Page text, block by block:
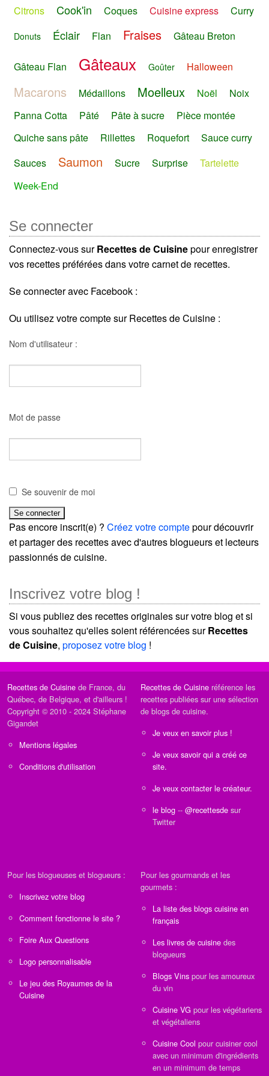
Citrons
Cook'in Coques Cuisine express Curry
Donuts Éclair Flan Fraises Gâteau Breton
Gâteau Flan Gâteaux Goûter Halloween
Macarons Médaillons Moelleux Noël
Noix
Panna Cotta
Pâté Pâte à sucre
Pièce montée
Quiche sans pâte
Rillettes Roquefort
Sauce curry
Sauces
Saumon Sucre Surprise
Tartelette
Week-End
Se connecter
Connectez-vous surRecettes de Cuisinepour enregistrer
vos recettes préférées dans votre carnet de recettes.
Se connecter avec Facebook :
Ou utilisez votre compte sur Recettes de Cuisine :
Nom d'utilisateur :
Mot de passe
Se souvenir de moi
Pas encore inscrit(e) ? Créez votre comptepour découvrir
et partager des recettes avec d'autres blogueurs et lecteurs
passionnés de cuisine.
Inscrivez votre blog !
Si vous publiez des recettes originales sur votre blog et si
vous souhaitez qu'elles soient référencées surRecettes
de Cuisine, proposez votre blog !
Recettes de Cuisine de France, du
Québec, de Belgique, et d'ailleurs !
Copyright © 2010 - 2024 Stéphane
Gigandet
Mentions légales
Conditions d'utilisation
Recettes de Cuisine référence les
recettes publiées sur une sélection
de blogs de cuisine.
Je veux en savoir plus !
Je veux savoir qui a créé ce
site.
Je veux contacter le créateur.
le blog -- @recettesde sur
Twitter
Pour les blogueuses et blogueurs :
Inscrivez votre blog
Comment fonctionne le site ?
Foire Aux Questions
Logo personnalisable
Le jeu des Royaumes de la
Cuisine
Pour les gourmands et les
gourmets :
La liste des blogs cuisine en
français
Les livres de cuisine des
blogueurs
Blogs Vins pour les amoureux
du vin
Cuisine VG pour les végétariens
et végétaliens
Cuisine Cool pour cuisiner cool
avec un minimum d'ingrédients
en un minimum de temps